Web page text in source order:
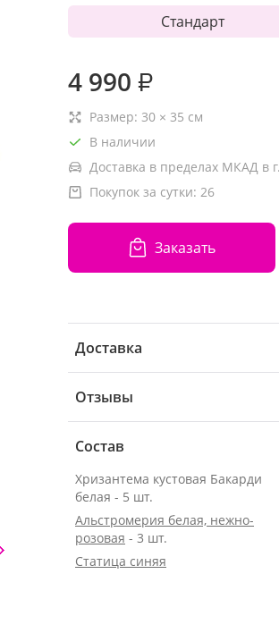
Стандарт
4 990 ₽
Размер: 30 × 35 см
В наличии
Доставка в пределах МКАД в
Покупок за сутки: 26
Заказать
Доставка
Отзывы
Состав
Хризантема кустовая Бакарди
белая - 5 шт.
Альстромерия белая, нежно-
розовая - 3 шт.
Статица синяя